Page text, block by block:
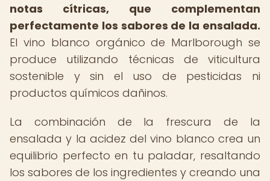
notas cítricas, que complementan
perfectamente los sabores de la ensalada.
El vino blanco orgánico de Marlborough se
produce utilizando técnicas de viticultura
sostenible y sin el uso de pesticidas ni
productos químicos dañinos.
La combinación de la frescura de la
ensalada y la acidez del vino blanco crea un
equilibrio perfecto en tu paladar, resaltando
los sabores de los ingredientes y creando una